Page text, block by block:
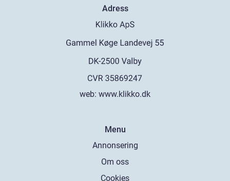
Adress
web: www.klikko.dk
Menu
Annonsering
Om oss
Cookies